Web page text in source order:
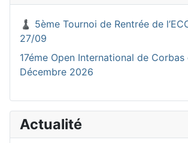
♟️ 5ème Tournoi de Rentrée de
27/09
17éme Open International de
Décembre 2026
Actualité